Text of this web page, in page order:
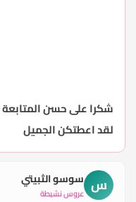
شكرا على حسن المتابعة
لقد اعطتكن الجميل
س سوسو الثبيتي
عروس نشيطة